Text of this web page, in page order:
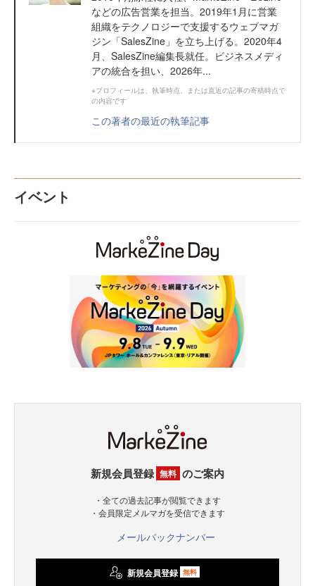
などの広告営業を担当。2019年1月に営業
組織をテクノロジーで支援するウェブマガ
ジン「SalesZine」を立ち上げる。2020年4
月、SalesZine編集長就任。ビジネスメディ
アの統合を担い、2026年...
※プロフィールは、執筆時点、または直近の記事の寄稿時点で
の内容です
この著者の最近の執筆記事
イベント
新規会員登録 無料 のご案内
・全ての過去記事が閲覧できます
・会員限定メルマガを受信できます
メールバックナンバー
新規会員登録 無料